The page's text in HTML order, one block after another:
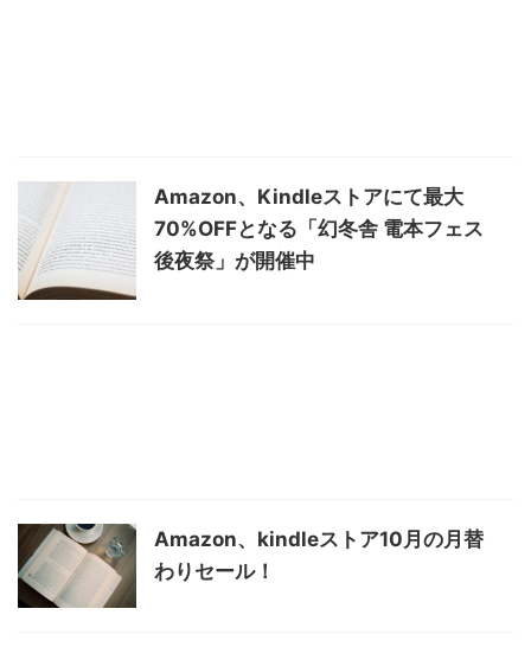
Amazon、Kindleストアにて最大
70%OFFとなる「幻冬舎 電本フェス
後夜祭」が開催中
Amazon、kindleストア10月の月替
わりセール！